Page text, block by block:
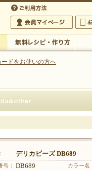
円以上のご注文で送料は当
当店が負担いたします
会員マイページ
お気
ドをお使いの方へ
デリカビーズ DB689
号： DB689 カラー名